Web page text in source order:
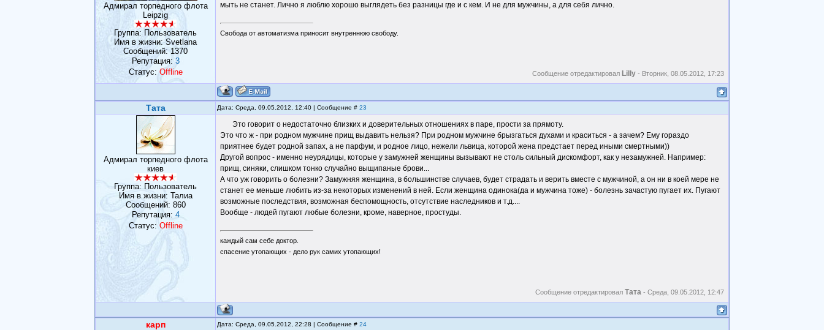
Адмирал торпедного флота
Leipzig
Группа: Пользователь
Имя в жизни: Svetlana
Сообщений: 1370
Репутация: 3
Статус: Offline
мыть не станет. Лично я люблю хорошо выглядеть без разницы где и с кем. И не для мужчины, а для себя лично.
Свобода от автоматизма приносит внутреннюю свободу.
Сообщение отредактировал Lilly - Вторник, 08.05.2012, 17:23
Тата Дата: Среда, 09.05.2012, 12:40 | Сообщение # 23
Адмирал торпедного флота
киев
Группа: Пользователь
Имя в жизни: Талиа
Сообщений: 860
Репутация: 4
Статус: Offline
Это говорит о недостаточно близких и доверительных отношениях в паре, прости за прямоту.
Это что ж - при родном мужчине прищ выдавить нельзя? При родном мужчине брызгаться духами и краситься - а зачем? Ему гораздо
приятнее будет родной запах, а не парфум, и родное лицо, нежели львица, которой жена предстает перед иными смертными))
Другой вопрос - именно неурядицы, которые у замужней женщины вызывают не столь сильный дискомфорт, как у незамужней. Например:
прищ, синяки, слишком тонко случайно выщипаные брови...
А что уж говорить о болезни? Замужняя женщина, в большинстве случаев, будет страдать и верить вместе с мужчиной, а он ни в коей мере не
станет ее меньше любить из-за некоторых изменений в ней. Если женщина одинока(да и мужчина тоже) - болезнь зачастую пугает их. Пугают
возможные последствия, возможная беспомощность, отсутствие наследников и т.д....
Вообще - людей пугают любые болезни, кроме, наверное, простуды.
каждый сам себе доктор.
спасение утопающих - дело рук самих утопающих!
Сообщение отредактировал Тата - Среда, 09.05.2012, 12:47
карп Дата: Среда, 09.05.2012, 22:28 | Сообщение # 24